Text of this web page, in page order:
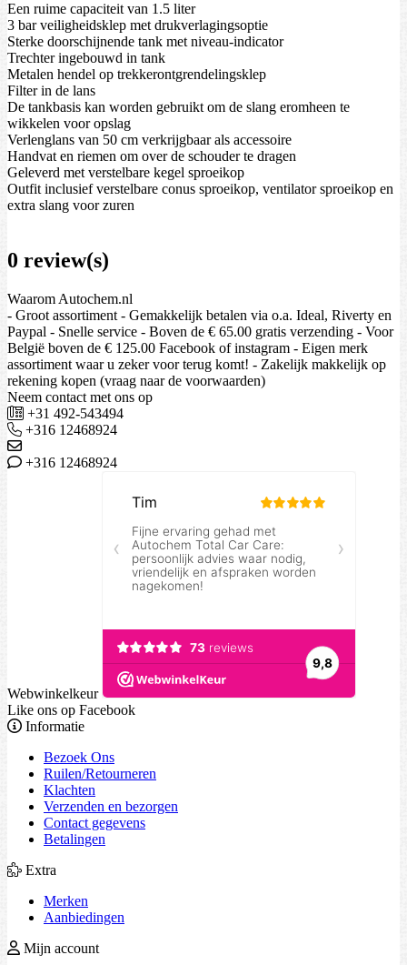
Een ruime capaciteit van 1.5 liter
3 bar veiligheidsklep met drukverlagingsoptie
Sterke doorschijnende tank met niveau-indicator
Trechter ingebouwd in tank
Metalen hendel op trekkerontgrendelingsklep
Filter in de lans
De tankbasis kan worden gebruikt om de slang eromheen te
wikkelen voor opslag
Verlenglans van 50 cm verkrijgbaar als accessoire
Handvat en riemen om over de schouder te dragen
Geleverd met verstelbare kegel sproeikop
Outfit inclusief verstelbare conus sproeikop, ventilator sproeikop en
extra slang voor zuren
0 review(s)
Waarom Autochem.nl
- Groot assortiment - Gemakkelijk betalen via o.a. Ideal, Riverty en
Paypal - Snelle service - Boven de € 65.00 gratis verzending - Voor
België boven de € 125.00 Facebook of instagram - Eigen merk
assortiment waar u zeker voor terug komt! - Zakelijk makkelijk op
rekening kopen (vraag naar de voorwaarden)
Neem contact met ons op
+31 492-543494
+316 12468924
+316 12468924
Webwinkelkeur
Like ons op Facebook
Informatie
Bezoek Ons
Ruilen/Retourneren
Klachten
Verzenden en bezorgen
Contact gegevens
Betalingen
Extra
Merken
Aanbiedingen
Mijn account